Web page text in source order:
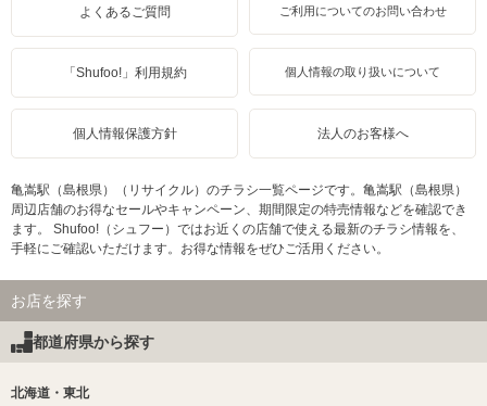
よくあるご質問 ご利用についてのお問い合わせ
「Shufoo!」利用規約 個人情報の取り扱いについて
個人情報保護方針 法人のお客様へ
亀嵩駅（島根県）（リサイクル）のチラシ一覧ページです。亀嵩駅（島根県）
周辺店舗のお得なセールやキャンペーン、期間限定の特売情報などを確認でき
ます。 Shufoo!（シュフー）ではお近くの店舗で使える最新のチラシ情報を、
手軽にご確認いただけます。お得な情報をぜひご活用ください。
お店を探す
都道府県から探す
北海道・東北